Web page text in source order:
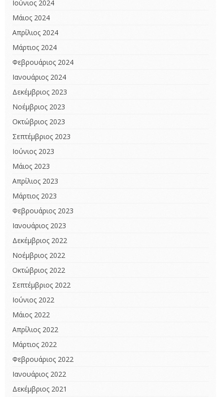
Ιούνιος 2024
Μάιος 2024
Απρίλιος 2024
Μάρτιος 2024
Φεβρουάριος 2024
Ιανουάριος 2024
Δεκέμβριος 2023
Νοέμβριος 2023
Οκτώβριος 2023
Σεπτέμβριος 2023
Ιούνιος 2023
Μάιος 2023
Απρίλιος 2023
Μάρτιος 2023
Φεβρουάριος 2023
Ιανουάριος 2023
Δεκέμβριος 2022
Νοέμβριος 2022
Οκτώβριος 2022
Σεπτέμβριος 2022
Ιούνιος 2022
Μάιος 2022
Απρίλιος 2022
Μάρτιος 2022
Φεβρουάριος 2022
Ιανουάριος 2022
Δεκέμβριος 2021